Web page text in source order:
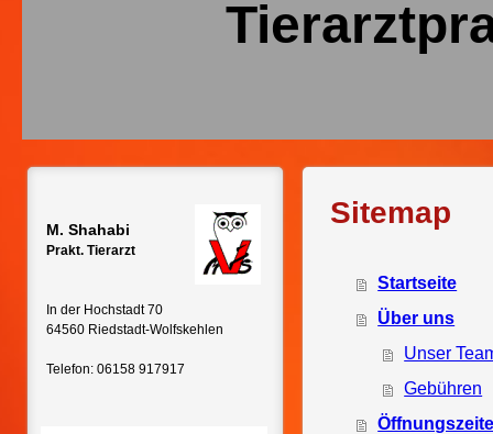
M. Shahabi
Prakt. Tierarzt
In der Hochstadt 70
64560 Riedstadt-Wolfskehlen
Telefon: 06158 917917
Sitemap
Startseite
Über uns
Unser
Gebühren